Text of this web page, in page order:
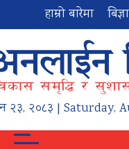
हाम्रो बारेमा
२३, २०८३ | Saturday,